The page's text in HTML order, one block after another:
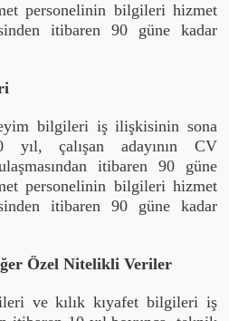
personelinin bilgileri hizmet
itibaren 90 güne kadar
bilgileri iş ilişkisinin sona
yıl, çalışan adayının CV
itibaren 90 güne
personelinin bilgileri hizmet
itibaren 90 güne kadar
Özel Nitelikli Veriler
ve kılık kıyafet bilgileri iş